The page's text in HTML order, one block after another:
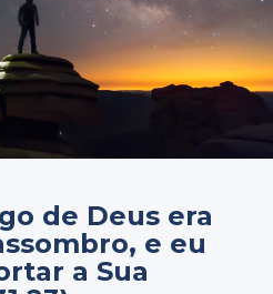
de Deus era
e eu
a Sua